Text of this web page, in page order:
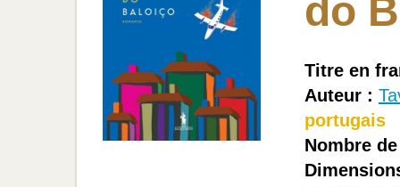
do
Titre en
Auteur :
portugais
Nombre